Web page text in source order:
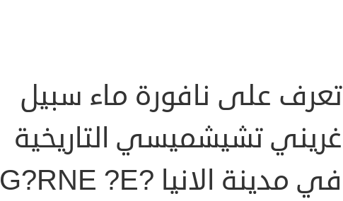
تعرف على نافورة ماء سبيل
غريني تشيشميسي التاريخية
في مدينة الانيا G?RNE ?E?